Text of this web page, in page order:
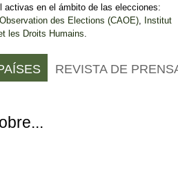
en el ámbito de las elecciones:
des Elections (CAOE), Institut
les Droits Humains.
REVISTA DE